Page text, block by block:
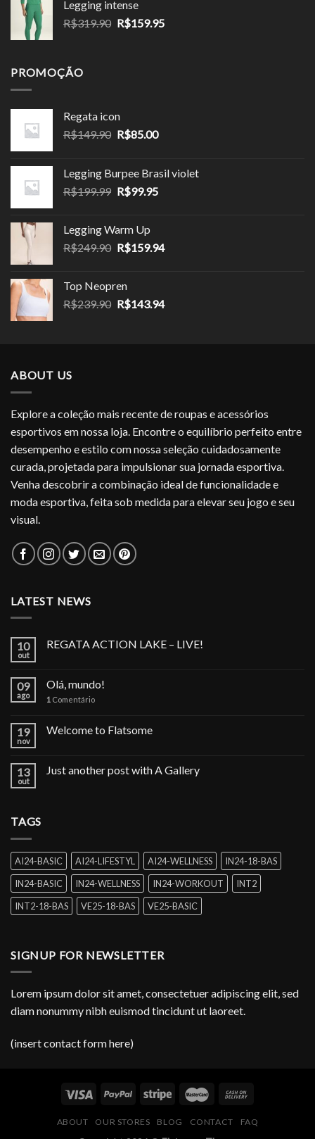
Legging intense
R$319.90 O
R$159.95O
PROMOÇÃO
Regata icon
R$149.90 O
era:
R$149.90.
R$85.00O
é:
R$85.00.
Legging Burpee Brasil violet
R$199.99 O
era:
R$199.99.
R$99.95O
R$99.95.
Legging Warm Up
R$249.90 O
era:
R$249.90.
R$159.94O
R$159.94.
Top Neopren
R$239.90 O
R$143.94O
ABOUT US
Explore a coleção mais recente de roupas e acessórios
esportivos em nossa loja. Encontre o equilíbrio perfeito entre
desempenho e estilo com nossa seleção cuidadosamente
curada, projetada para impulsionar sua jornada esportiva.
Venha descobrir a combinação ideal de funcionalidade e
moda esportiva, feita sob medida para elevar seu jogo e seu
visual.
LATEST NEWS
10
out
REGATA ACTION LAKE – LIVE!
09
ago
Olá, mundo!
1 Comentário
19
nov
Welcome to Flatsome
13
out
Just another post with A Gallery
TAGS
AI24-BASIC AI24-LIFESTYL AI24-WELLNESS
IN24-18-BAS
IN24-BASIC
IN24-WELLNESS IN24-WORKOUT
INT2
INT2-18-BAS
VE25-18-BAS VE25-BASIC
SIGNUP FOR NEWSLETTER
Lorem ipsum dolor sit amet, consectetuer adipiscing elit, sed
diam nonummy nibh euismod tincidunt ut laoreet.
(insert contact form here)
ABOUT OUR STORES BLOG CONTACT FAQ